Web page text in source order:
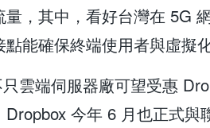
量，其中，看好台灣在 5G
點能確保終端使用者與虛擬
雲端伺服器廠可望受惠
Dropbox 今年 6 月也正式與